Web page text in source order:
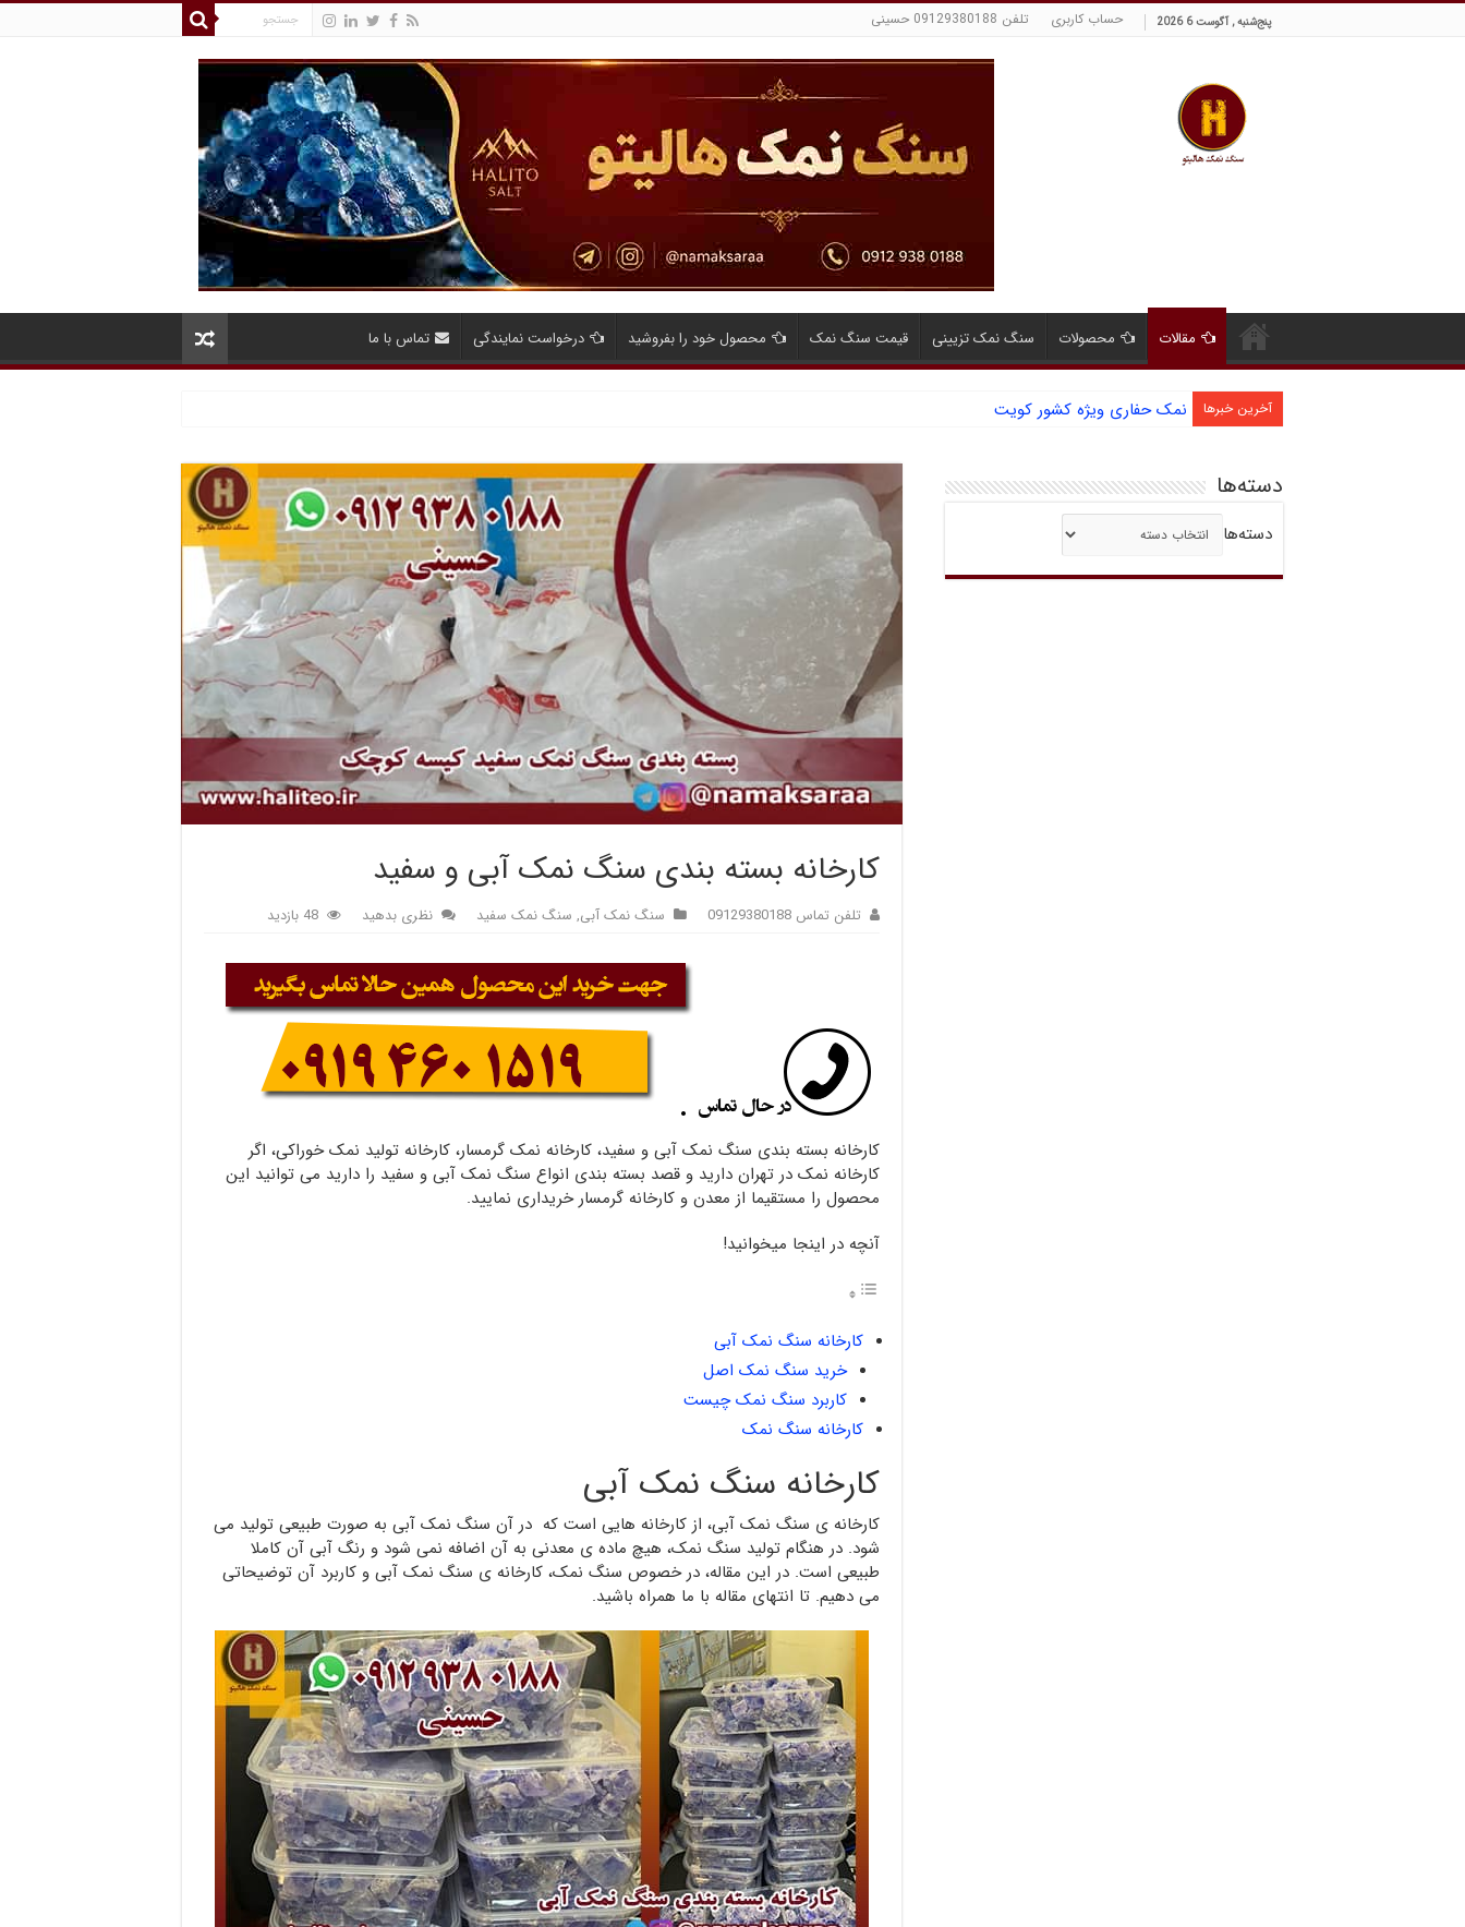
پنج‌شنبه , آگوست 6 2026 حساب کاربری تلفن 09129380188 حسینی
مقالات محصولات سنگ نمک تزیینی قیمت سنگ نمک محصول خود را بفروشید درخواست نمایندگی تماس با ما
آخرین خبرها نمک حفاری ویژه کشور کویت
آشنایی با نمک دانه شکری و مزایای صادرات نمک صنعتی
کارخانه بسته بندی سنگ نمک آبی و سفید
تلفن تماس 09129380188 سنگ نمک آبی, سنگ نمک سفید نظری بدهید 48 بازدید
کارخانه بسته بندی سنگ نمک آبی و سفید، کارخانه نمک گرمسار، کارخانه تولید نمک خوراکی، اگر
کارخانه نمک در تهران دارید و قصد بسته بندی انواع سنگ نمک آبی و سفید را دارید می توانید این
محصول را مستقیما از معدن و کارخانه گرمسار خریداری نمایید.
آنچه در اینجا میخوانید!
کارخانه سنگ نمک آبی
خرید سنگ نمک اصل
کاربرد سنگ نمک چیست
کارخانه سنگ نمک
کارخانه سنگ نمک آبی
کارخانه ی سنگ نمک آبی، از کارخانه هایی است که در آن سنگ نمک آبی به صورت طبیعی تولید می
شود. در هنگام تولید سنگ نمک، هیچ ماده ی معدنی به آن اضافه نمی شود و رنگ آبی آن کاملا
طبیعی است. در این مقاله، در خصوص سنگ نمک، کارخانه ی سنگ نمک آبی و کاربرد آن توضیحاتی
می دهیم. تا انتهای مقاله با ما همراه باشید.
دسته‌ها
دسته‌ها